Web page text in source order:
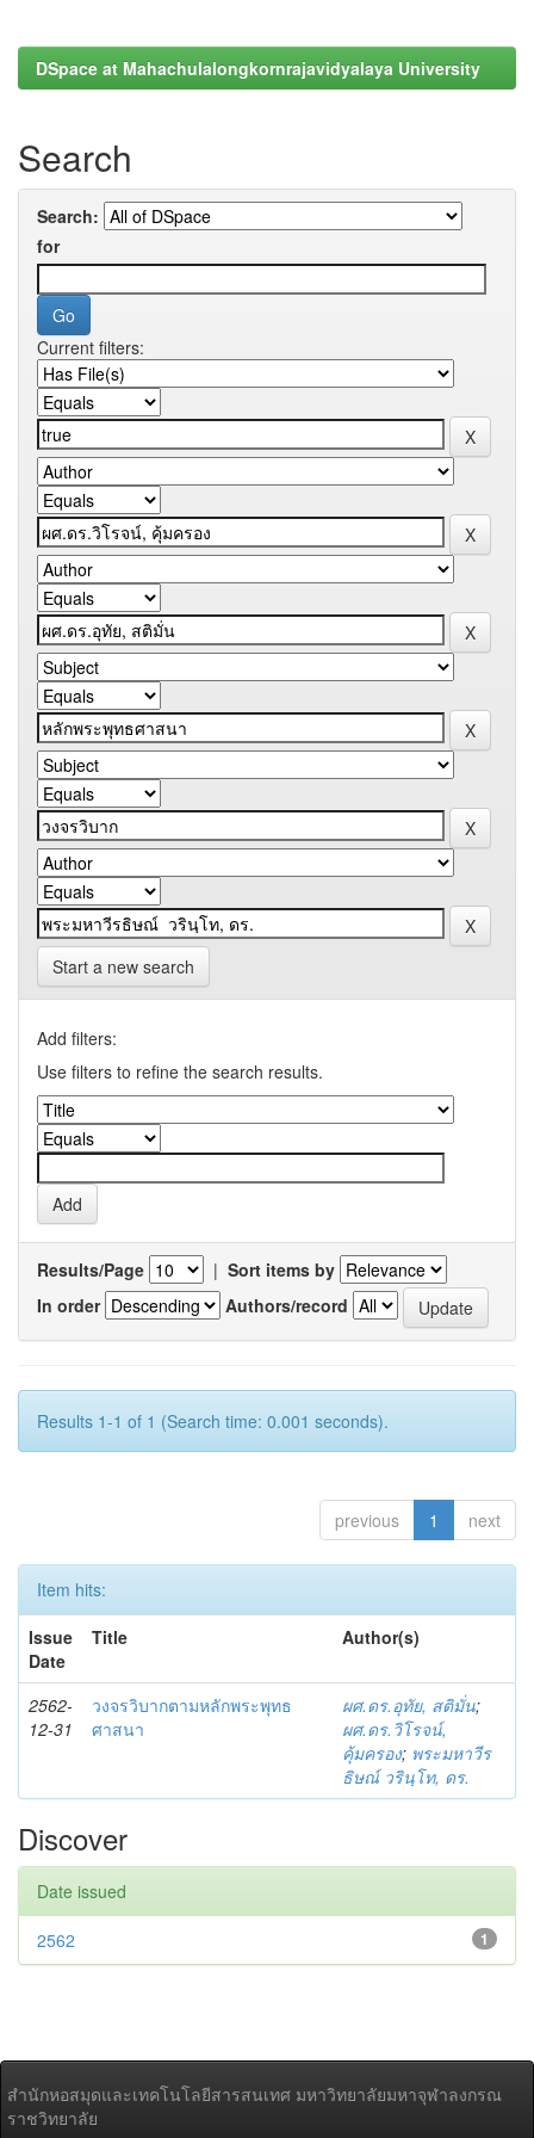
DSpace at Mahachulalongkornrajavidyalaya University
Search
Search:
for
Current filters:
Start a new search
Add filters:
Use filters to refine the search results.
Results/Page | Sort items by
In order
Authors/record
Results 1-1 of 1 (Search time: 0.001 seconds).
previous 1 next
Item hits:
Issue
Date
Title Author(s)
2562-
12-31
วงจรวิบากตามหลักพระพุทธ
ศาสนา
ผศ.ดร.อุทัย, สติมั่น;
ผศ.ดร.วิโรจน์,
คุ้มครอง; พระมหาวีร
ธิษณ์ วรินฺโท, ดร.
Discover
Date issued
1
2562
สำนักหอสมุดและเทคโนโลยีสารสนเทศ มหาวิทยาลัยมหาจุฬาลงกรณ
ราชวิทยาลัย